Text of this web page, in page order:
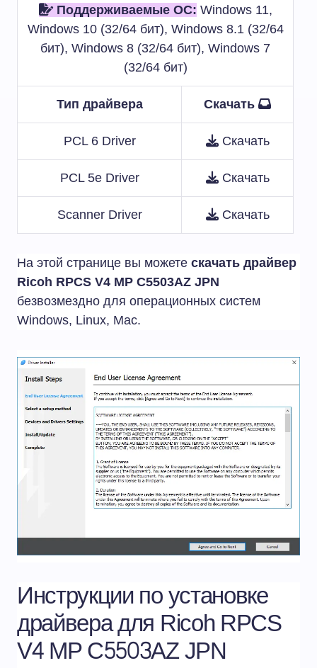
Поддерживаемые ОС: Windows 11,
Windows 10 (32/64 бит), Windows 8.1 (32/64
бит), Windows 8 (32/64 бит), Windows 7
(32/64 бит)
Тип драйвера Скачать
PCL 6 Driver Скачать
PCL 5e Driver Скачать
Scanner Driver Скачать
На этой странице вы можете скачать драйвер
Ricoh RPCS V4 MP C5503AZ JPN
безвозмездно для операционных систем
Windows, Linux, Mac.
Инструкции по установке
драйвера для Ricoh RPCS
V4 MP C5503AZ JPN